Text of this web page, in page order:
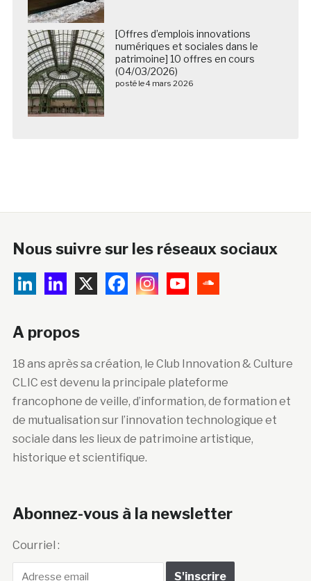
[Offres d’emplois innovations
numériques et sociales dans le
patrimoine] 10 offres en cours
(04/03/2026)
posté le 4 mars 2026
Nous suivre sur les réseaux sociaux
A propos
18 ans après sa création, le Club Innovation & Culture
CLIC est devenu la principale plateforme
francophone de veille, d’information, de formation et
de mutualisation sur l’innovation technologique et
sociale dans les lieux de patrimoine artistique,
historique et scientifique.
Abonnez-vous à la newsletter
Courriel :